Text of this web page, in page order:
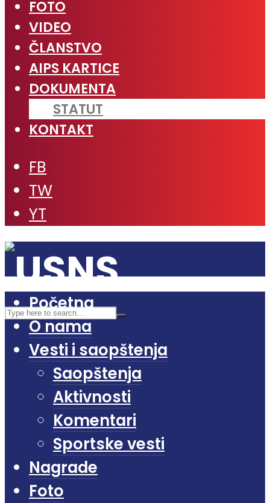
FOTO
VIDEO
ČLANSTVO
AIPS KARTICE
DOKUMENTA
STATUT
KONTAKT
FB
TW
YT
Početna
O nama
Vesti i saopštenja
Saopštenja
Aktivnosti
Komentari
Sportske vesti
Nagrade
Foto